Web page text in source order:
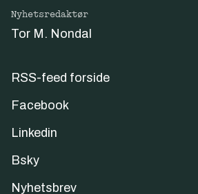
Nyhetsredaktør
Tor M. Nondal
RSS-feed forside
Facebook
Linkedin
Bsky
Nyhetsbrev